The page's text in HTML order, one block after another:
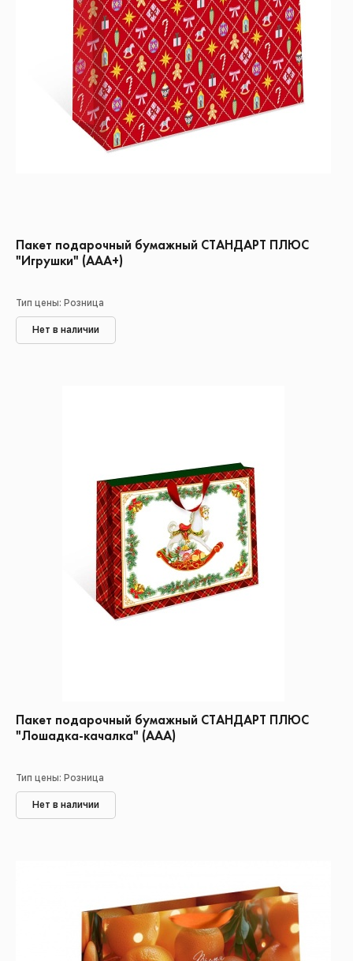
Пакет подарочный бумажный СТАНДАРТ ПЛЮС
"Игрушки" (ААА+)
Тип цены: Розница
Нет в наличии
Пакет подарочный бумажный СТАНДАРТ ПЛЮС
"Лошадка-качалка" (ААА)
Тип цены: Розница
Нет в наличии